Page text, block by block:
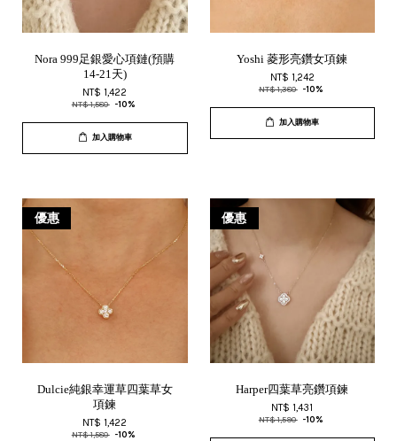
Nora 999足銀愛心項鏈(預購
14-21天)
NT$ 1,422
NT$ 1,580 -10%
加入購物車
Yoshi 菱形亮鑽女項鍊
NT$ 1,242
NT$ 1,380 -10%
加入購物車
優惠
Dulcie純銀幸運草四葉草女
項鍊
NT$ 1,422
NT$ 1,580 -10%
優惠
Harper四葉草亮鑽項鍊
NT$ 1,431
NT$ 1,590 -10%